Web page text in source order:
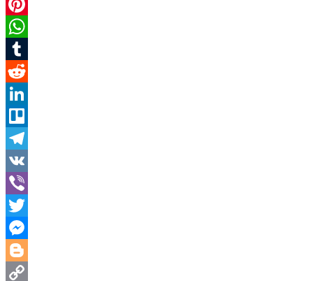
Bluesky
Pinterest
WhatsApp
Tumblr
Reddit
LinkedIn
Trello
Telegram
VK
Viber
Twitter
Messenger
Blogger